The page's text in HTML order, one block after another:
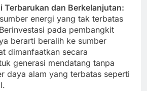
Terbarukan dan Berkelanjutan:
energi yang tak terbatas
pada pembangkit
berarti beralih ke sumber
dimanfaatkan secara
generasi mendatang tanpa
daya alam yang terbatas seperti